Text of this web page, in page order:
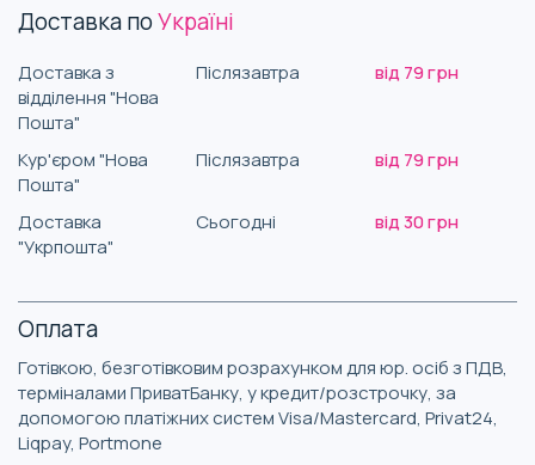
Доставка поУкраїні
Доставка з
відділення "Нова
Пошта"
Післязавтра від 79 грн
Кур'єром "Нова
Пошта"
Післязавтра від 79 грн
Доставка
"Укрпошта"
Сьогодні від 30 грн
Оплата
Готівкою, безготівковим розрахунком для юр. осіб з ПДВ,
терміналами ПриватБанку, у кредит/розстрочку, за
допомогою платіжних систем Visa/Mastercard, Privat24,
Liqpay, Portmone